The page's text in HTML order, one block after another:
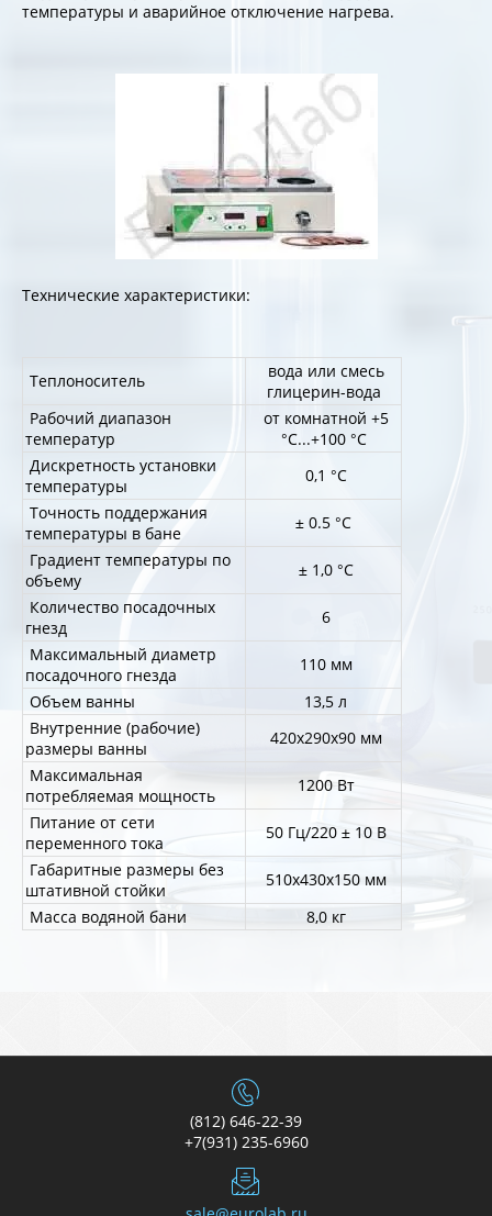
температуры и аварийное отключение нагрева.
Технические характеристики:
Теплоноситель
вода или смесь
глицерин-вода
Рабочий диапазон
температур
от комнатной +5
°С...+100 °С
Дискретность установки
температуры
0,1 °С
Точность поддержания
температуры в бане
± 0.5 °С
Градиент температуры по
объему
± 1,0 °С
Количество посадочных
гнезд
6
Максимальный диаметр
посадочного гнезда
110 мм
Объем ванны
13,5 л
Внутренние (рабочие)
размеры ванны
420х290х90 мм
Максимальная
потребляемая мощность
1200 Вт
Питание от сети
переменного тока
50 Гц/220 ± 10 В
Габаритные размеры без
штативной стойки
510х430х150 мм
Масса водяной бани
8,0 кг
(812) 646-22-39
+7(931) 235-6960